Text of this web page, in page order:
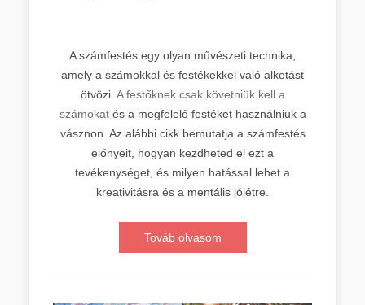
A számfestés egy olyan művészeti technika,
amely a számokkal és festékekkel való alkotást
ötvözi. A festőknek csak követniük kell a
számokatés a megfelelő festéket használniuk a
vásznon. Az alábbi cikk bemutatja a számfestés
előnyeit, hogyan kezdheted el ezt a
tevékenységet, és milyen hatással lehet a
kreativitásra és a mentális jólétre.
Továb olvasom